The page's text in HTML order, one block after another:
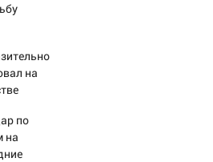
на
по
на